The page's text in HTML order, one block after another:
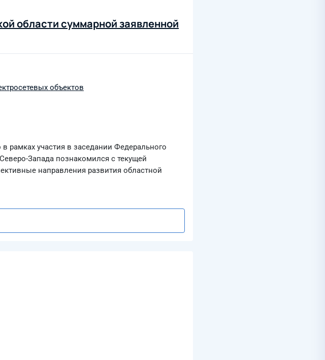
области суммарной заявленной
объектов
рамках участия в заседании Федерального
Запада познакомился с текущей
направления развития областной